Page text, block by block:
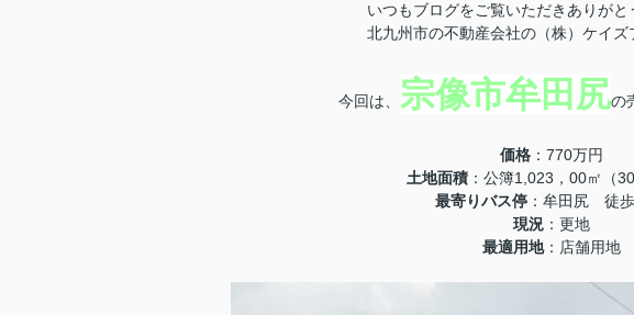
いつもブログをご覧いただきありがと
北九州市の不動産会社の（株）ケイズ
今回は、 宗像市牟田尻の
価格 ：770万円
土地面積 ：公簿1,023，00㎡（
最寄りバス停 ：牟田尻 徒
現況 ：更地
最適用地：店舗用地